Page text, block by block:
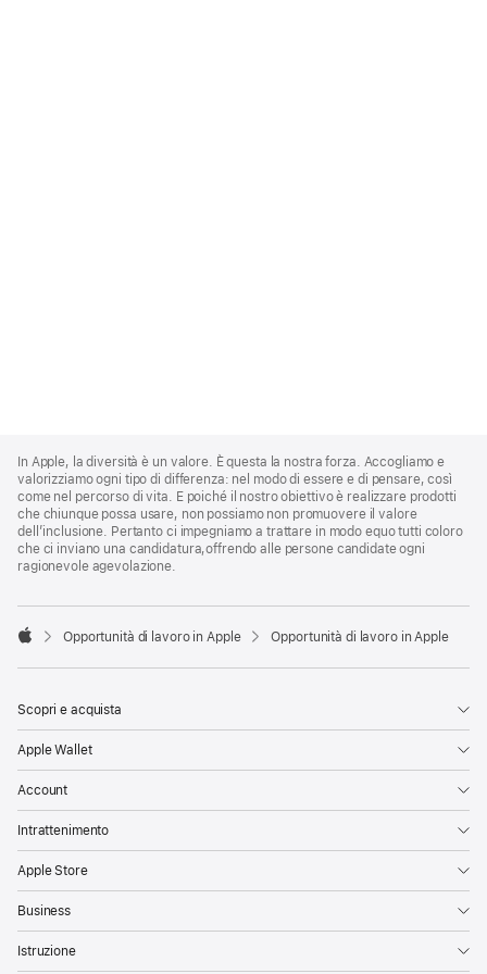
Footer
In Apple, la diversità è un valore. È questa la nostra forza. Accogliamo e
valorizziamo ogni tipo di differenza: nel modo di essere e di pensare, così
come nel percorso di vita. E poiché il nostro obiettivo è realizzare prodotti
che chiunque possa usare, non possiamo non promuovere il valore
dell’inclusione. Pertanto ci impegniamo a trattare in modo equo tutti coloro
che ci inviano una candidatura,offrendo alle persone candidate ogni
ragionevole agevolazione.

Opportunità di lavoro in Apple Opportunità di lavoro in Apple
Scopri e acquista
Apple Wallet
Account
Intrattenimento
Apple Store
Business
Istruzione